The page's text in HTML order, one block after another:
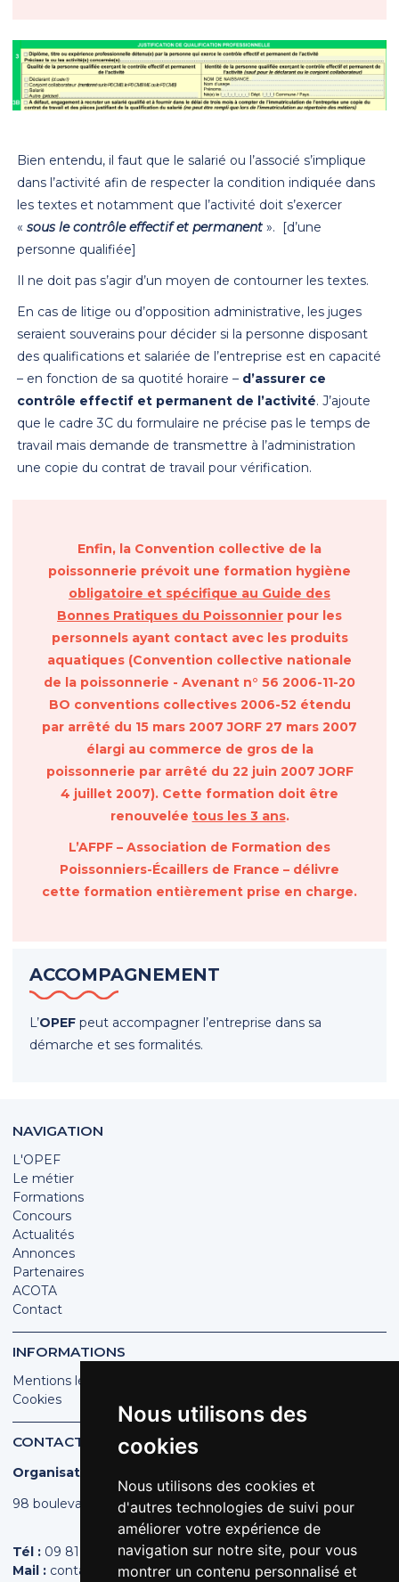
Nous utilisons des
cookies
Nous utilisons des cookies et
d'autres technologies de suivi pour
améliorer votre expérience de
navigation sur notre site, pour vous
montrer un contenu personnalisé et
Bien entendu, il faut que le salarié ou l’associé s’implique
dans l’activité afin de respecter la condition indiquée dans
les textes et notamment que l’activité doit s’exercer
« sous le contrôle effectif et permanent ». [d’une
personne qualifiée]
Il ne doit pas s’agir d’un moyen de contourner les textes.
En cas de litige ou d’opposition administrative, les juges
seraient souverains pour décider si la personne disposant
des qualifications et salariée de l’entreprise est en capacité
– en fonction de sa quotité horaire – d’assurer ce
contrôle effectif et permanent de l’activité. J’ajoute
que le cadre 3C du formulaire ne précise pas le temps de
travail mais demande de transmettre à l’administration
une copie du contrat de travail pour vérification.
Enfin, la Convention collective de la
poissonnerie prévoit une formation hygiène
obligatoire et spécifique au Guide des
Bonnes Pratiques du Poissonnier pour les
personnels ayant contact avec les produits
aquatiques (Convention collective nationale
de la poissonnerie - Avenant n° 56 2006-11-20
BO conventions collectives 2006-52 étendu
par arrêté du 15 mars 2007 JORF 27 mars 2007
élargi au commerce de gros de la
poissonnerie par arrêté du 22 juin 2007 JORF
4 juillet 2007). Cette formation doit être
renouvelée tous les 3 ans.
L’AFPF – Association de Formation des
Poissonniers-Écaillers de France – délivre
cette formation entièrement prise en charge.
ACCOMPAGNEMENT
L’OPEF peut accompagner l’entreprise dans sa
démarche et ses formalités.
NAVIGATION
L'OPEF
Le métier
Formations
Concours
Actualités
Annonces
Partenaires
ACOTA
Contact
INFORMATIONS
Mentions légales
Cookies
CONTACT
Organisation des Poissonniers Écaillers de France
98 boulevard Pereire | 75017 PARIS
Tél : 09 81 44 44 43
Mail : contact@poissonniers.com